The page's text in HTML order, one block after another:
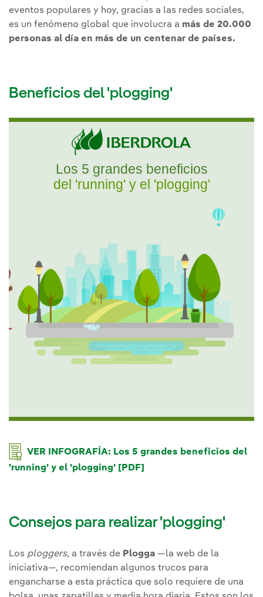
eventos populares y hoy, gracias a las redes sociales,
es un fenómeno global que involucra a más de 20.000
personas al día en más de un centenar de países.
Beneficios del 'plogging'
Los 5 grandes beneficios
del 'running' y el 'plogging'
VER INFOGRAFÍA: Los 5 grandes beneficios del
'running' y el 'plogging' [PDF]
Consejos para realizar 'plogging'
Los ploggers, a través de Plogga —la web de la
iniciativa—, recomiendan algunos trucos para
engancharse a esta práctica que solo requiere de una